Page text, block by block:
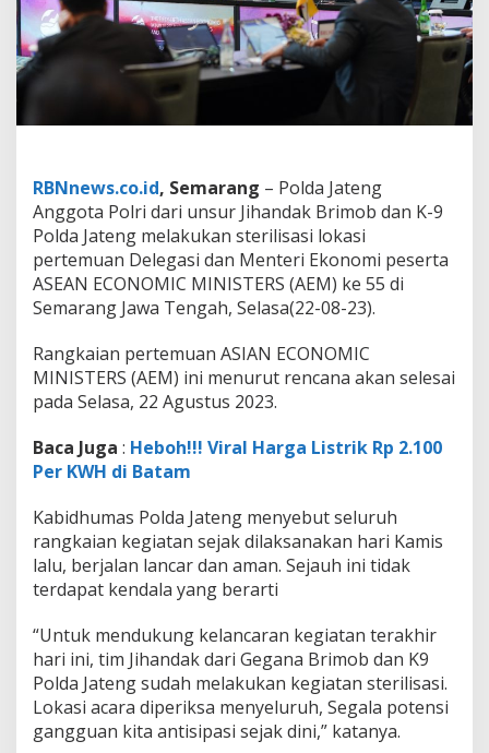
a
n
c
a
r
e
n
A
k
h
r
A
a
r
a
RBNnews.co.id, Semarang – Polda Jateng
Anggota Polri dari unsur Jihandak Brimob dan K-9
Polda Jateng melakukan sterilisasi lokasi
pertemuan Delegasi dan Menteri Ekonomi peserta
ASEAN ECONOMIC MINISTERS (AEM) ke 55 di
Semarang Jawa Tengah, Selasa(22-08-23).
Rangkaian pertemuan ASIAN ECONOMIC
MINISTERS (AEM) ini menurut rencana akan selesai
pada Selasa, 22 Agustus 2023.
Baca Juga : Heboh!!! Viral Harga Listrik Rp 2.100
Per KWH di Batam
Kabidhumas Polda Jateng menyebut seluruh
rangkaian kegiatan sejak dilaksanakan hari Kamis
lalu, berjalan lancar dan aman. Sejauh ini tidak
terdapat kendala yang berarti
“Untuk mendukung kelancaran kegiatan terakhir
hari ini, tim Jihandak dari Gegana Brimob dan K9
Polda Jateng sudah melakukan kegiatan sterilisasi.
Lokasi acara diperiksa menyeluruh, Segala potensi
gangguan kita antisipasi sejak dini,” katanya.